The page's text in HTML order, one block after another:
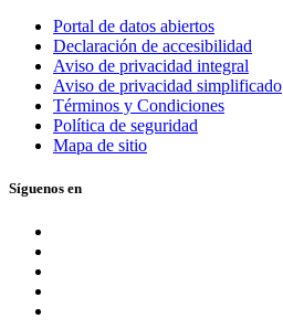
Portal de datos abiertos
Declaración de accesibilidad
Aviso de privacidad integral
Aviso de privacidad simplificado
Términos y Condiciones
Política de seguridad
Mapa de sitio
Síguenos en